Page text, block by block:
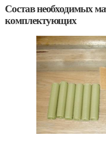
Состав необходимых
комплектующих